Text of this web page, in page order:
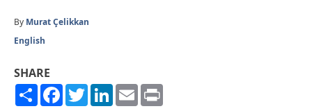
By Murat Çelikkan
English
SHARE
ShareFacebook
TwitterLinkedIn
Email